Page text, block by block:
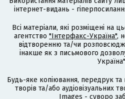
інтернет-видань -
Всі матеріали, які розміщені на
агентство "Інтерфакс-Україна",
відтворенню та/чи
інакше як з письмового
Будь-яке копіювання, передрук та
творів та/або аудіовізуальних
Images - суворо